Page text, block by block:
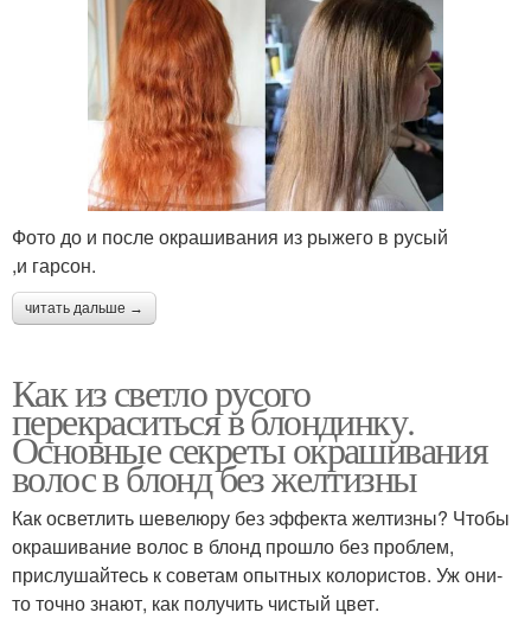
Фото до и после окрашивания из рыжего в русый
,и гарсон.
читать дальше →
Как из светло русого
перекраситься в блондинку.
Основные секреты окрашивания
волос в блонд без желтизны
Как осветлить шевелюру без эффекта желтизны? Чтобы
окрашивание волос в блонд прошло без проблем,
прислушайтесь к советам опытных колористов. Уж они-
то точно знают, как получить чистый цвет.